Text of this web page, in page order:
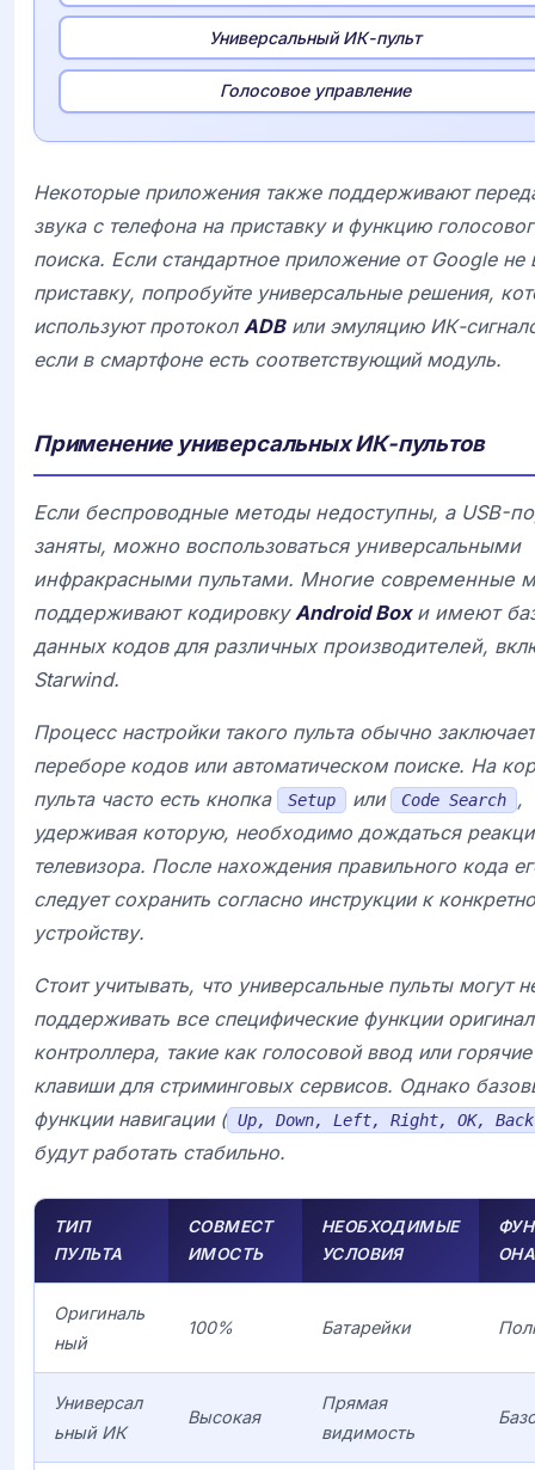
Универсальный ИК-пульт
Голосовое управление
Некоторые приложения также поддерживают
звука с телефона на приставку и функцию
поиска. Если стандартное приложение от Google не
приставку, попробуйте универсальные решения,
используют протокол ADBили эмуляцию ИК-
если в смартфоне есть соответствующий модуль.
Применение универсальных ИК-пультов
Если беспроводные методы недоступны, а USB-
заняты, можно воспользоваться универсальными
инфракрасными пультами. Многие современные
поддерживают кодировку Android Boxи имеют
данных кодов для различных производителей,
Starwind.
Процесс настройки такого пульта обычно
переборе кодов или автоматическом поиске. На
пульта часто есть кнопка
Setup или Code Search
,
удерживая которую, необходимо дождаться
телевизора. После нахождения правильного кода
следует сохранить согласно инструкции к
устройству.
Стоит учитывать, что универсальные пульты могут
поддерживать все специфические функции
контроллера, такие как голосовой ввод или горячие
клавиши для стриминговых сервисов. Однако
функции навигации ( Up, Down, Left, Right, OK, Back
будут работать стабильно.
ТИП
ПУЛЬТА
СОВМЕСТ
ИМОСТЬ
НЕОБХОДИМЫЕ
УСЛОВИЯ
Оригиналь
ный
100% Батарейки
Универсал
ьный ИК
Высокая
Прямая
видимость